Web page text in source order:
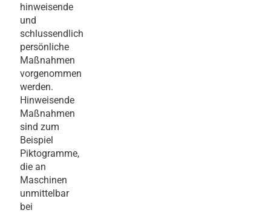
hinweisende
und
schlussendlich
persönliche
Maßnahmen
vorgenommen
werden.
Hinweisende
Maßnahmen
sind zum
Beispiel
Piktogramme,
die an
Maschinen
unmittelbar
bei